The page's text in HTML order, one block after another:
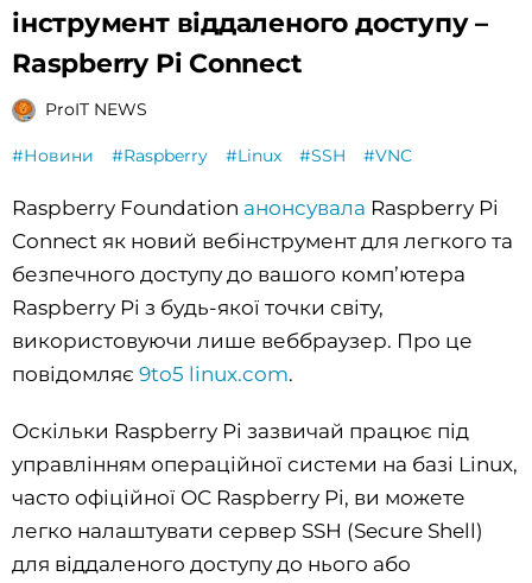
інструмент віддаленого доступу –
Raspberry Pi Connect
ProIT NEWS
#Новини #Raspberry #Linux #SSH #VNC
Raspberry Foundation анонсувала Raspberry Pi
Connect як новий вебінструмент для легкого та
безпечного доступу до вашого комп’ютера
Raspberry Pi з будь-якої точки світу,
використовуючи лише веббраузер. Про це
повідомляє 9to5 linux.com.
Оскільки Raspberry Pi зазвичай працює під
управлінням операційної системи на базі Linux,
часто офіційної ОС Raspberry Pi, ви можете
легко налаштувати сервер SSH (Secure Shell)
для віддаленого доступу до нього або